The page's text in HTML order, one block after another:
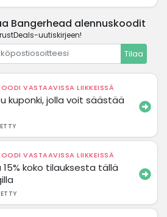
Bangerhead alennuskoodit
uutiskirjeen!
Tilaa
VASTAAVISSA LIIKKEISSÄ
kuponki, jolla voit säästää
VASTAAVISSA LIIKKEISSÄ
koko tilauksesta tällä